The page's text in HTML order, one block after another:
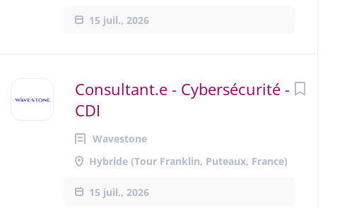
15 juil., 2026
Consultant.e - Cybersécurité -
CDI
Wavestone
Hybride (Tour Franklin, Puteaux, France)
15 juil., 2026